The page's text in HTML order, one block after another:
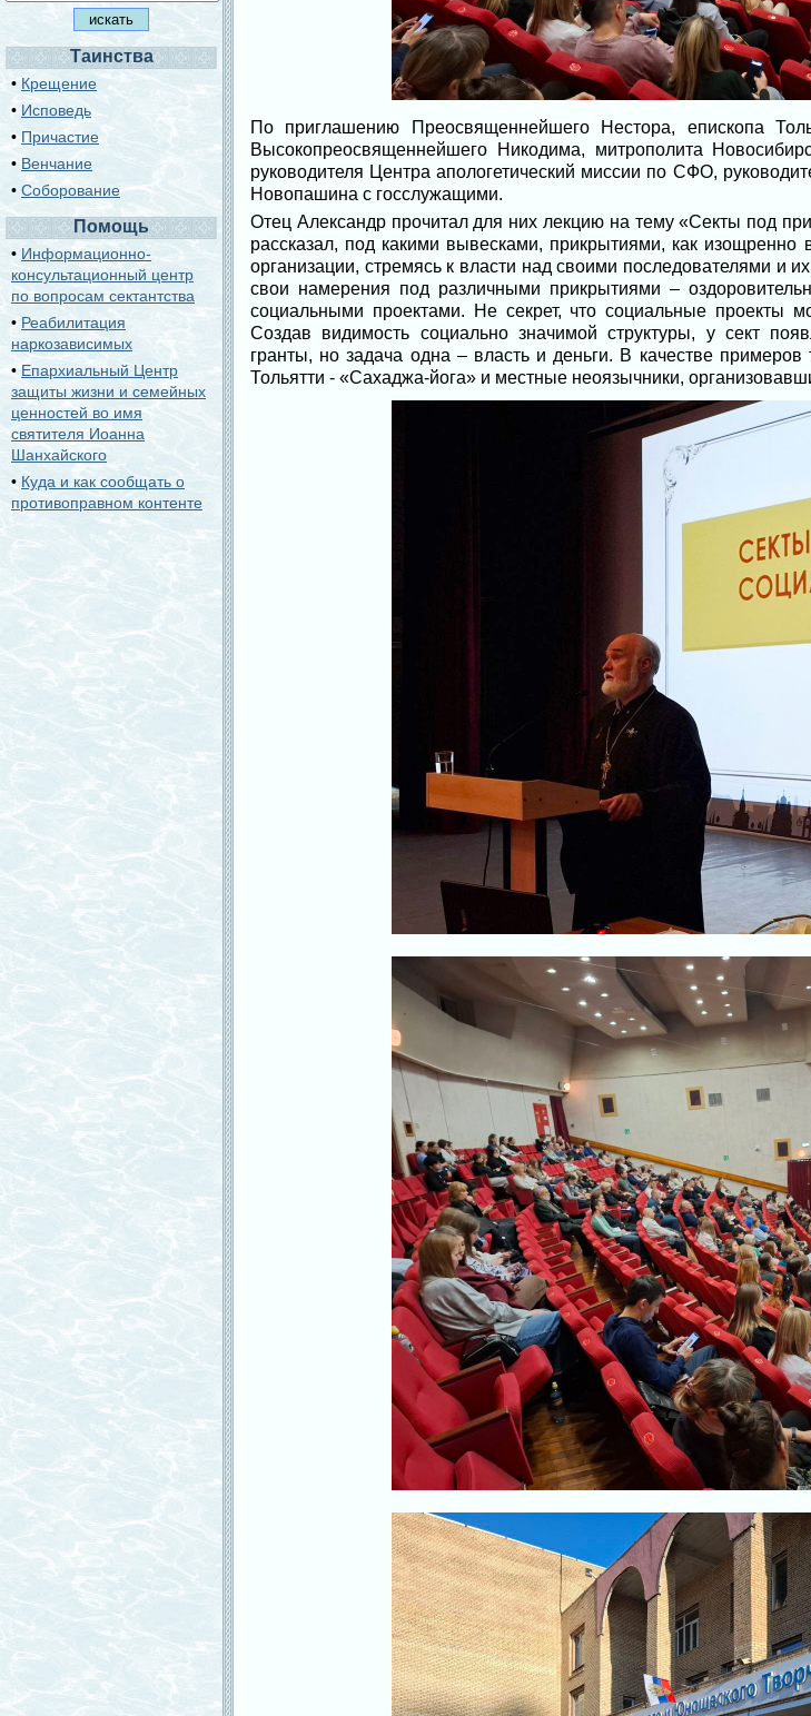
По приглашению Преосвященнейшего Нестора, епископа
Высокопреосвященнейшего Никодима, митрополита
руководителя Центра апологетический миссии по СФО,
Новопашина с госслужащими.
Отец Александр прочитал для них лекцию на тему «Секты под
рассказал, под какими вывесками, прикрытиями, как
организации, стремясь к власти над своими последователями и
свои намерения под различными прикрытиями –
социальными проектами. Не секрет, что социальные проекты
Создав видимость социально значимой структуры, у сект
гранты, но задача одна – власть и деньги. В качестве
Тольятти - «Сахаджа-йога» и местные неоязычники,
Таинства
• Крещение
• Исповедь
• Причастие
• Венчание
• Соборование
Помощь
• Информационно-
консультационный центр
по вопросам сектантства
•Реабилитация
наркозависимых
•Епархиальный Центр
защиты жизни и семейных
ценностей во имя
святителя Иоанна
Шанхайского
• Куда и как сообщать о
противоправном контенте